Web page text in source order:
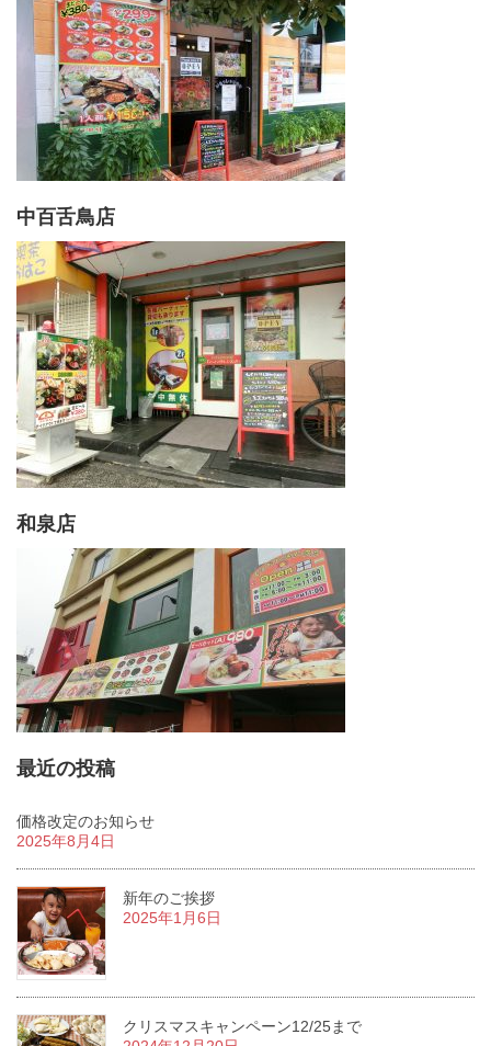
中百舌鳥店
和泉店
最近の投稿
価格改定のお知らせ
2025年8月4日
新年のご挨拶
2025年1月6日
クリスマスキャンペーン12/25まで